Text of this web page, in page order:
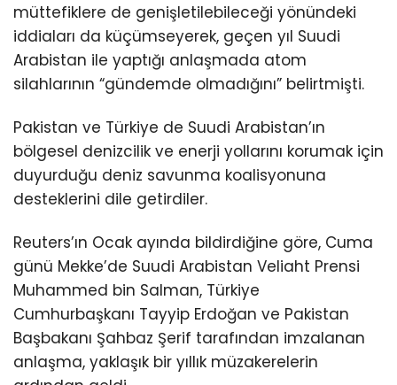
müttefiklere de genişletilebileceği yönündeki
iddiaları da küçümseyerek, geçen yıl Suudi
Arabistan ile yaptığı anlaşmada atom
silahlarının “gündemde olmadığını” belirtmişti.
Pakistan ve Türkiye de Suudi Arabistan’ın
bölgesel denizcilik ve enerji yollarını korumak için
duyurduğu deniz savunma koalisyonuna
desteklerini dile getirdiler.
Reuters’ın Ocak ayında bildirdiğine göre, Cuma
günü Mekke’de Suudi Arabistan Veliaht Prensi
Muhammed bin Salman, Türkiye
Cumhurbaşkanı Tayyip Erdoğan ve Pakistan
Başbakanı Şahbaz Şerif tarafından imzalanan
anlaşma, yaklaşık bir yıllık müzakerelerin